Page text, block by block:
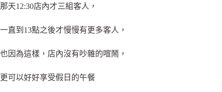
那天12:30店內才三組客人，
一直到13點之後才慢慢有更多客人，
也因為這樣，店內沒有吵雜的喧鬧，
更可以好好享受假日的午餐